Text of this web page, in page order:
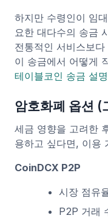
하지만 수령인이 임
요한 대다수의 송금
전통적인 서비스보
이 송금에서 어떻게
테이블코인 송금 설명
암호화폐 옵션 (
세금 영향을 고려한
용하고 싶다면, 이용
CoinDCX P2P
시장 점유
P2P 거래